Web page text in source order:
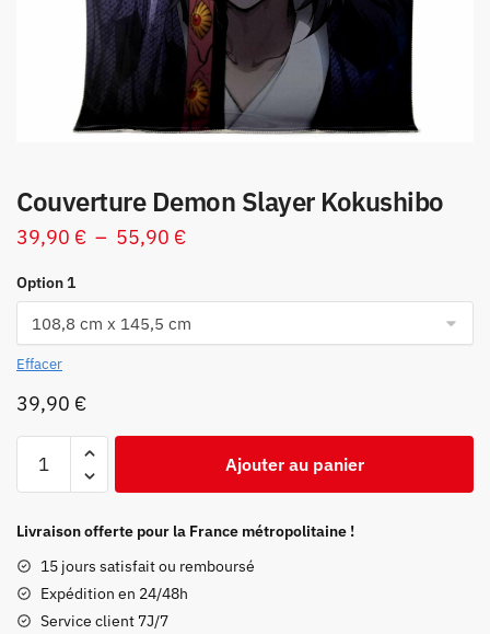
Couverture Demon Slayer Kokushibo
39,90 € – 55,90 €Plage
39,90 €
Option 1
Effacer
39,90 €
Demon
Kokushibo
Ajouter au panier
Livraison offerte pour la France métropolitaine !
15 jours satisfait ou remboursé
Expédition en 24/48h
Service client 7J/7